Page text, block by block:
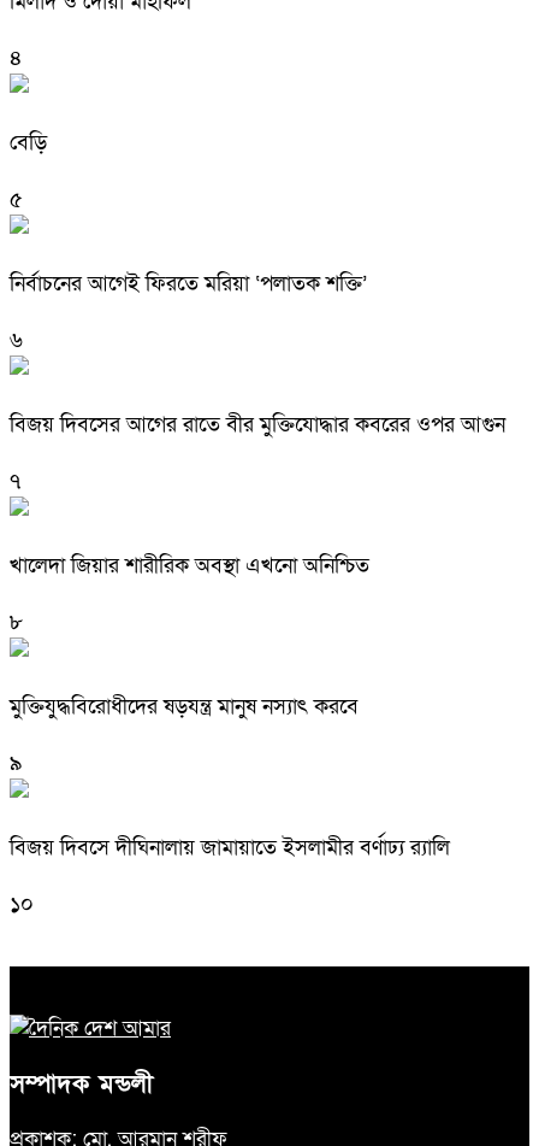
৪
বেড়ি
৫
নির্বাচনের আগেই ফিরতে মরিয়া ‘পলাতক শক্তি’
৬
বিজয় দিবসের আগের রাতে বীর মুক্তিযোদ্ধার কবরের ওপর আগুন
৭
খালেদা জিয়ার শারীরিক অবস্থা এখনো অনিশ্চিত
৮
মুক্তিযুদ্ধবিরোধীদের ষড়যন্ত্র মানুষ নস্যাৎ করবে
৯
বিজয় দিবসে দীঘিনালায় জামায়াতে ইসলামীর বর্ণাঢ্য র‍্যালি
১০
সম্পাদক মন্ডলী
প্রকাশক: মো. আরমান শরীফ